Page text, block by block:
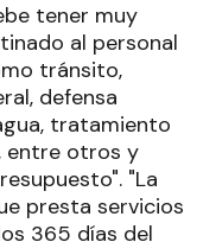
tener muy
al personal
tránsito,
defensa
tratamiento
entre otros y
"La
presta servicios
365 días del